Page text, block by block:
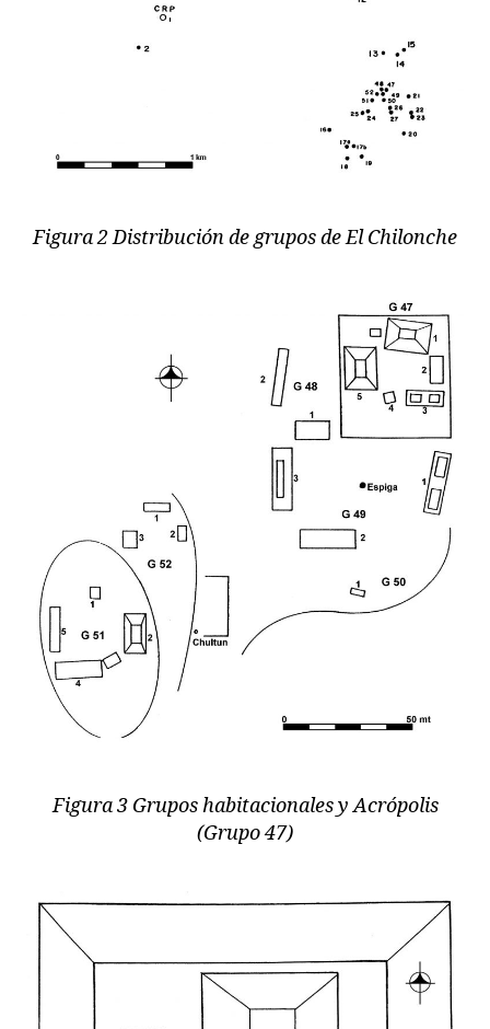
Figura 2 Distribución de grupos de El Chilonche
Figura 3 Grupos habitacionales y Acrópolis
(Grupo 47)